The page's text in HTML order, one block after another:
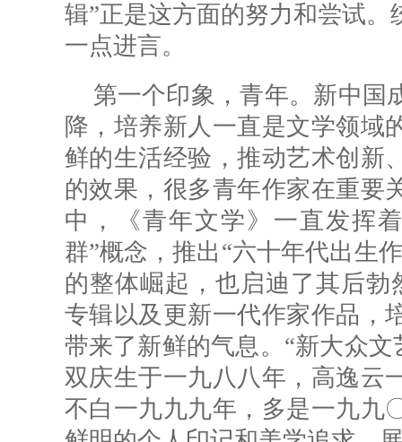
辑”正是这方面的努力和尝试
一点进言。
第一个印象，青年。新中国
降，培养新人一直是文学领域
鲜的生活经验，推动艺术创新
的效果，很多青年作家在重要
中，《青年文学》一直发挥
群”概念，推出“六十年代出生
的整体崛起，也启迪了其后
专辑以及更新一代作家作品，
带来了新鲜的气息。“新大众
双庆生于一九八八年，高逸云
不白一九九九年，多是一九九